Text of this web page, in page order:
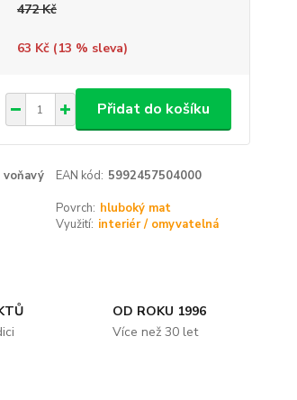
472 Kč
63 Kč (13 % sleva)
Přidat do košíku
voňavý
EAN kód: 5992457504000
Povrch: hluboký mat
Využití: interiér / omyvatelná
OD ROKU 1996
Více než 30 let